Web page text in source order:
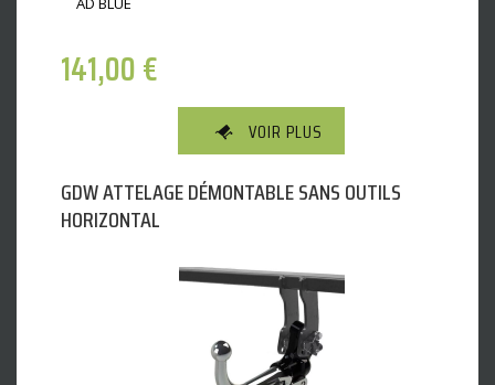
141,00€
VOIR PLUS
GDW ATTELAGE DÉMONTABLE SANS OUTILS
HORIZONTAL